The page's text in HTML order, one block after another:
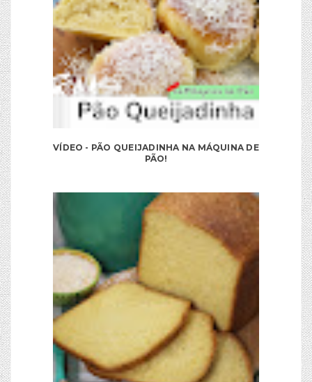
VÍDEO - PÃO QUEIJADINHA NA MÁQUINA DE
PÃO!